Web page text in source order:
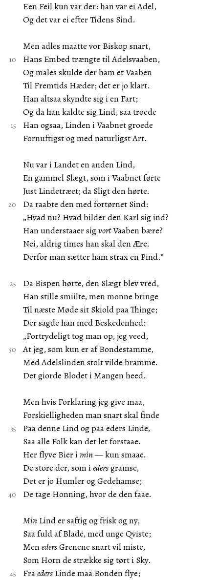
Een Feil kun var der: han var ei Adel,
Og det var ei efter Tidens Sind.
Men adles maatte vor Biskop snart,
Hans Embed trængte til Adelsvaaben,
Og males skulde der ham et Vaaben
Til Fremtids Hæder; det er jo klart.
Han altsaa skyndte sig i en Fart;
Og da han kaldte sig Lind, saa troede
Han ogsaa, Linden i Vaabnet groede
Fornuftigst og med naturligst Art.
Nu var i Landet en anden Lind,
En gammel Slægt, som i Vaabnet førte
Just Lindetræet; da Sligt den hørte.
Da raabte den med fortørnet Sind:
„Hvad nu? Hvad bilder den Karl sig ind?
Han understaaer sigvortVaaben bære?
Nei, aldrig times han skal den Ære.
Derfor man sætter ham strax en Pind.”
Da Bispen hørte, den Slægt blev vred,
Han stille smiilte, men monne bringe
Til næste Møde sit Skiold paa Thinge;
Der sagde han med Beskedenhed:
„Fortrydeligt tog man op, jeg veed,
At jeg, som kun er af Bondestamme,
Med Adelslinden stolt vilde bramme.
Det giorde Blodet i Mangen heed.
Men hvis Forklaring jeg give maa,
Forskielligheden man snart skal finde
Paa denne Lind og paa eders Linde,
Saa alle Folk kan det let forstaae.
Her flyve Bier i min — kun smaae.
De store der, som i edersgramse,
Det er jo Humler og Gedehamse;
De tage Honning, hvor de den faae.
Min Lind er saftig og frisk og ny,
Saa fuld af Blade, med unge Qviste;
MenedersGrenene snart vil miste,
Som Horn de strække sig tørt i Sky.
FraedersLinde maa Bonden flye;